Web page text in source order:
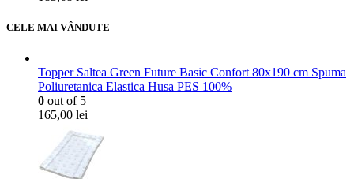
CELE MAI VÂNDUTE
Topper Saltea Green Future Basic Confort 80x190 cm Spuma
Poliuretanica Elastica Husa PES 100%
0 out of 5
165,00 lei